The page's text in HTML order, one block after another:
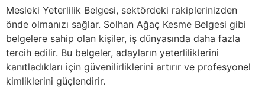
Mesleki Yeterlilik Belgesi, sektördeki rakiplerinizden
önde olmanızı sağlar. Solhan Ağaç Kesme Belgesi gibi
belgelere sahip olan kişiler, iş dünyasında daha fazla
tercih edilir. Bu belgeler, adayların yeterliliklerini
kanıtladıkları için güvenilirliklerini artırır ve profesyonel
kimliklerini güçlendirir.